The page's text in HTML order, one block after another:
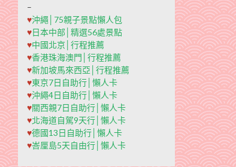
–
♥沖繩│75親子景點懶人包
♥日本中部│精選56處景點
♥中國北京│行程推薦
♥香港珠海澳門│行程推薦
♥新加坡馬來西亞│行程推薦
♥東京7日自助行│懶人卡
♥沖繩4日自助行│懶人卡
♥關西親7日自助行│懶人卡
♥北海道自駕9天行│懶人卡
♥德國13日自助行│懶人卡
♥峇厘島5天自由行│懶人卡